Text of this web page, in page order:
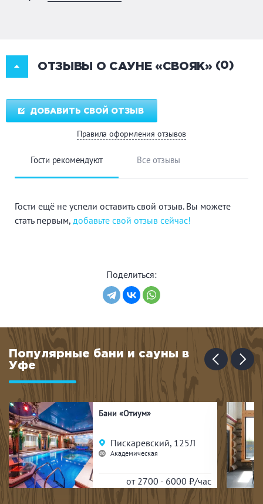
ОТЗЫВЫ О САУНЕ «СВОЯК» (0)
ДОБАВИТЬ СВОЙ ОТЗЫВ
Правила оформления отзывов
Гости рекомендуют Все отзывы
Гости ещё не успели оставить свой отзыв. Вы можете
стать первым, добавьте свой отзыв сейчас!
Поделиться:
Популярные бани и сауны в
Уфе
Бани «Отиум»
Пискаревский, 125Л
Академическая
от 2700 - 6000 ₽/час